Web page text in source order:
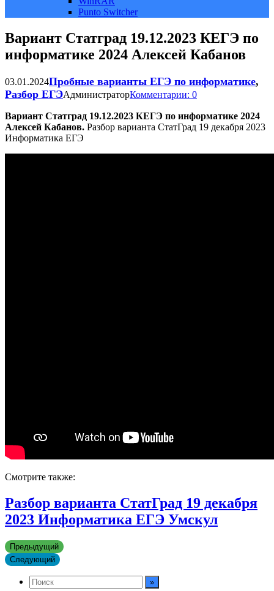
Punto Switcher
Вариант Статград 19.12.2023 КЕГЭ по
информатике 2024 Алексей Кабанов
03.01.2024Пробные варианты ЕГЭ по информатике,
Разбор ЕГЭАдминистраторКомментарии: 0
Вариант Статград 19.12.2023 КЕГЭ по информатике 2024
Алексей Кабанов. Разбор варианта СтатГрад 19 декабря 2023
Информатика ЕГЭ
Смотрите также:
Разбор варианта СтатГрад 19 декабря
2023 Информатика ЕГЭ Умскул
Предыдущий
Следующий